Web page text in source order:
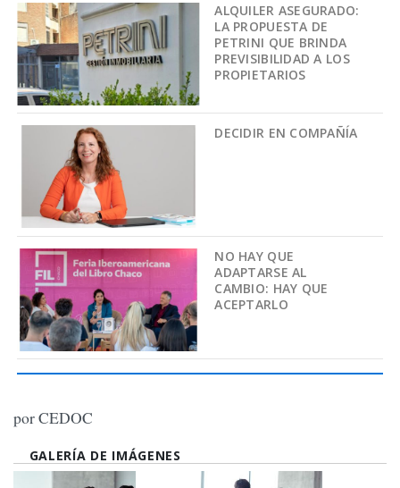
ALQUILER ASEGURADO:
LA PROPUESTA DE
PETRINI QUE BRINDA
PREVISIBILIDAD A LOS
PROPIETARIOS
DECIDIR EN COMPAÑÍA
NO HAY QUE
ADAPTARSE AL
CAMBIO: HAY QUE
ACEPTARLO
por CEDOC
GALERÍA DE IMÁGENES